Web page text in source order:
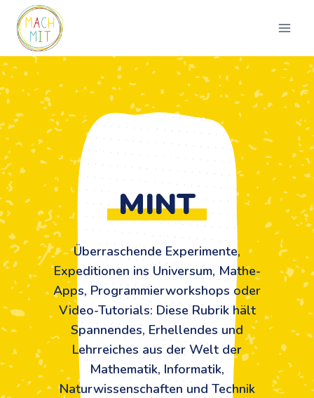
Zum
Inhalt
springen
MINT
Überraschende Experimente,
Expeditionen ins Universum, Mathe-
Apps, Programmierworkshops oder
Video-Tutorials: Diese Rubrik hält
Spannendes, Erhellendes und
Lehrreiches aus der Welt der
Mathematik, Informatik,
Naturwissenschaften und Technik